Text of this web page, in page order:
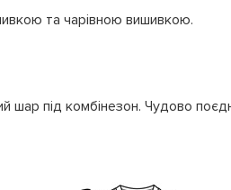
та чарівною вишивкою.
під комбінезон. Чудово